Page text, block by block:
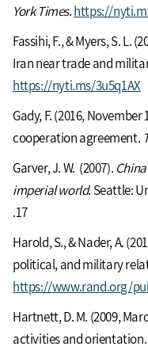
York Times.https://
Fassihi, F., & Myers, S. L.
Iran near trade and
https://nyti.ms/3u5q1AX
Gady, F. (2016,
cooperation agreement.
Garver, J. W. (2007).
imperial world. Seattle:
17.
Harold, S., & Nader, A.
political, and military
https://www.rand.org/
Hartnett, D. M. (2009,
activities and